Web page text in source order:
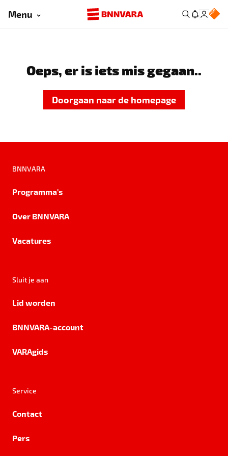
Menu
Oeps, er is iets mis gegaan..
Doorgaan naar de homepage
BNNVARA
Programma's
Over BNNVARA
Vacatures
Sluit je aan
Lid worden
BNNVARA-account
VARAgids
Service
Contact
Pers